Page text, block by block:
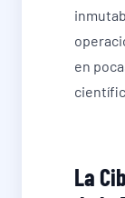
en
La